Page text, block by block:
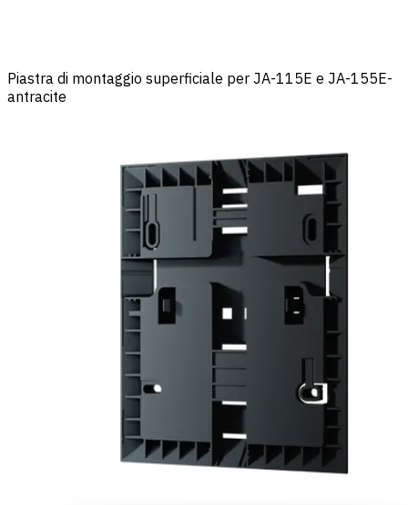
Piastra di montaggio superficiale per JA-115E e JA-155E-
antracite